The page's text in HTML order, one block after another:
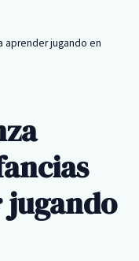
aprender jugando en